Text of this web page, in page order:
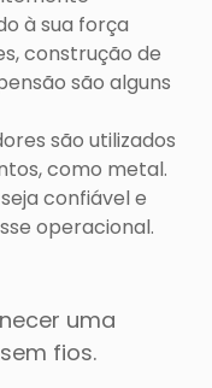
à sua força
construção de
são alguns
são utilizados
como metal.
confiável e
operacional.
uma
fios.